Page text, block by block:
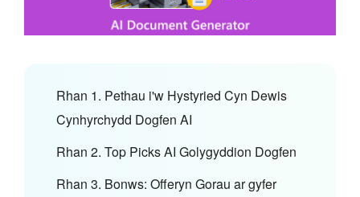
Rhan 1. Pethau i'w Hystyried Cyn Dewis
Cynhyrchydd Dogfen AI
Rhan 2. Top Picks AI Golygyddion Dogfen
Rhan 3. Bonws: Offeryn Gorau ar gyfer